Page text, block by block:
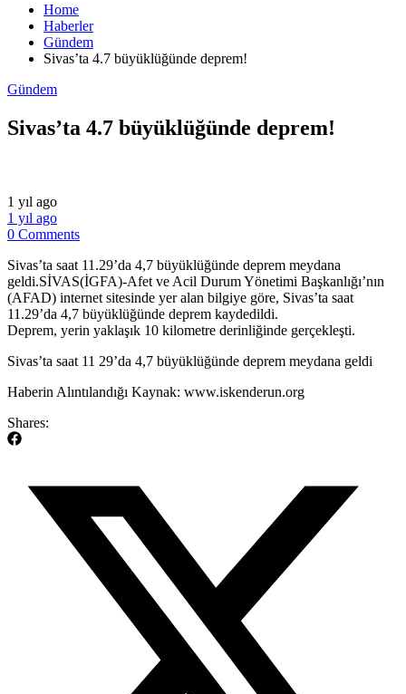
Home
Haberler
Gündem
Sivas’ta 4.7 büyüklüğünde deprem!
Gündem
Sivas’ta 4.7 büyüklüğünde deprem!
1 yıl ago
1 yıl ago
0 Comments
Sivas’ta saat 11.29’da 4,7 büyüklüğünde deprem meydana
geldi.SİVAS(İGFA)-Afet ve Acil Durum Yönetimi Başkanlığı’nın
(AFAD) internet sitesinde yer alan bilgiye göre, Sivas’ta saat
11.29’da 4,7 büyüklüğünde deprem kaydedildi.
Deprem, yerin yaklaşık 10 kilometre derinliğinde gerçekleşti.
​Sivas’ta saat 11 29’da 4,7 büyüklüğünde deprem meydana geldi
​Haberin Alıntılandığı Kaynak: www.iskenderun.org
Shares: